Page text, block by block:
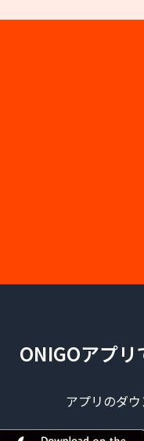
ONIGOアプ
アプリのダ